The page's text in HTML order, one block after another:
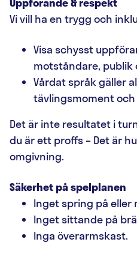
Vi vill ha en trygg och
Visa schysst
motståndare, publik
Vårdat språk gäller
tävlingsmoment
Det är inte resultatet i
du är ett proffs – Det är
omgivning.
Säkerhet på spelplanen
Inget spring på eller
Inget sittande på
Inga överarmskast.